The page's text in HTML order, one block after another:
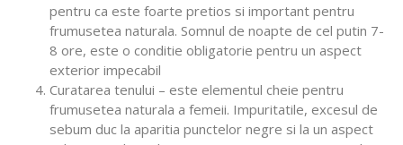
pentru ca este foarte pretios si important pentru
frumusetea naturala. Somnul de noapte de cel putin 7-
8 ore, este o conditie obligatorie pentru un aspect
exterior impecabil
Curatarea tenului – este elementul cheie pentru
frumusetea naturala a femeii. Impuritatile, excesul de
sebum duc la aparitia punctelor negre si la un aspect